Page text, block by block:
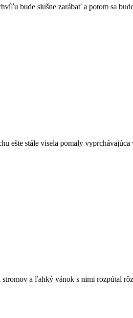
bude slušne zarábať a potom sa
ešte stále visela pomaly vyprchávajúca
a ľahký vánok s nimi rozpútal